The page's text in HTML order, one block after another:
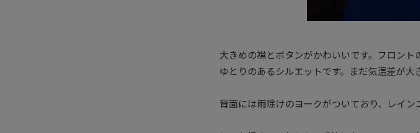
大きめの襟とボタンがかわいいです。フロント
ゆとりのあるシルエットです。まだ気温差が大
背面には雨除けのヨークがついており、レイン